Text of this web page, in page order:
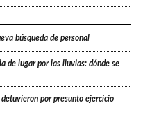
búsqueda de personal
de lugar por las lluvias: dónde se
por presunto ejercicio